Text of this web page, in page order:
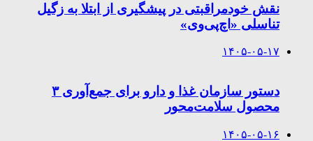
نقش خودمراقبتی در پیشگیری از ابتلا به زگیل
تناسلی «اچ‌پی‌وی»
۱۴۰۵-۰۵-۱۷
دستور سازمان غذا و دارو برای جمع‌آوری ۳
محصول سلامت‌محور
۱۴۰۵-۰۵-۱۶